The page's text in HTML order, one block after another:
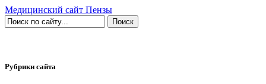
Медицинский сайт Пензы
Рубрики сайта